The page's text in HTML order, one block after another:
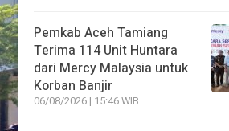
Pemkab Aceh Tamiang
Terima 114 Unit Huntara
dari Mercy Malaysia untuk
Korban Banjir
06/08/2026 | 15:46 WIB